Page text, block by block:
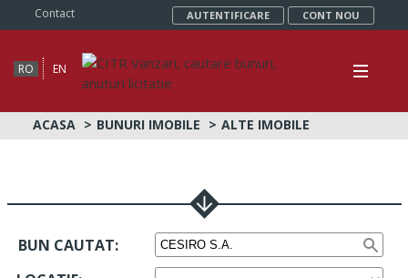
Contact AUTENTIFICARE CONT NOU
RO EN
ACASA BUNURI IMOBILE ALTE IMOBILE
BUN CAUTAT: